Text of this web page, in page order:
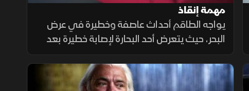
مهمة إنقاذ
يواجه الطاقم أحداث عاصفة وخطيرة في عرض
البحر، حيث يتعرض أحد البحارة لإصابة خطيرة بعد
أن سُحق تحت معدات الصيد الثقيلة، ما يدفع
القبطان ريب إلى اتخاذ قرار جريء وتنفيذ واحدة
من أخطر عمليات الإنقاذ